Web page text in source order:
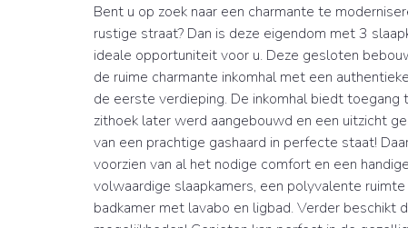
Bent u op zoek naar een charmante te
rustige straat? Dan is deze eigendom met 3
ideale opportuniteit voor u. Deze gesloten
de ruime charmante inkomhal met een
de eerste verdieping. De inkomhal biedt
zithoek later werd aangebouwd en een uitzicht
van een prachtige gashaard in perfecte staat!
voorzien van al het nodige comfort en een
volwaardige slaapkamers, een polyvalente
badkamer met lavabo en ligbad. Verder beschikt